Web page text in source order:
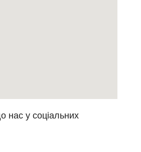
нас у соціальних